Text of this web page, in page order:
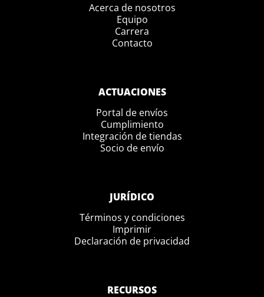
Acerca de nosotros
Equipo
Carrera
Contacto
ACTUACIONES
Portal de envíos
Cumplimiento
Integración de tiendas
Socio de envío
JURÍDICO
Términos y condiciones
Imprimir
Declaración de privacidad
RECURSOS